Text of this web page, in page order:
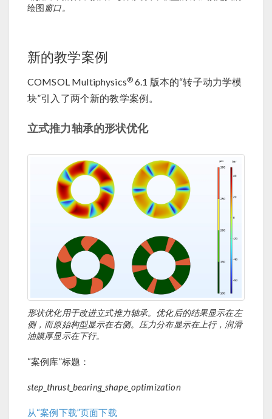
绘图窗口。
新的教学案例
COMSOL Multiphysics® 6.1 版本的“转子动力学模
块”引入了两个新的教学案例。
立式推力轴承的形状优化
形状优化用于改进立式推力轴承。优化后的结果显示在左
侧，而原始构型显示在右侧。压力分布显示在上行，润滑
油膜厚显示在下行。
“案例库”标题：
step_thrust_bearing_shape_optimization
从“案例下载”页面下载